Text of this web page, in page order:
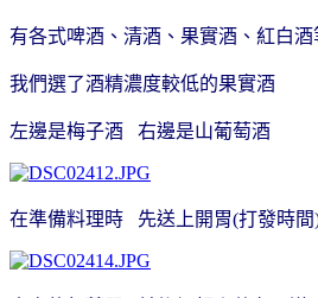
有各式啤酒、清酒、果實酒、紅白酒
我們選了酒精濃度較低的果實酒
左邊是梅子酒 右邊是山葡萄酒
在準備料理時 先送上開胃(打發時間